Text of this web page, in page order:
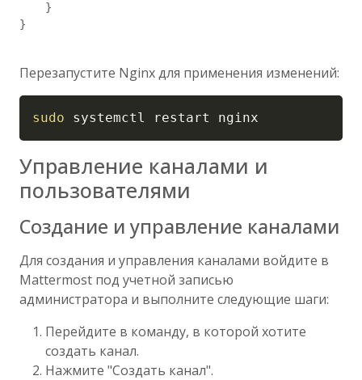
    }
}
Перезапустите Nginx для применения изменений:
sudo systemctl restart nginx
Управление каналами и
пользователями
Создание и управление каналами
Для создания и управления каналами войдите в
Mattermost под учетной записью
администратора и выполните следующие шаги:
Перейдите в команду, в которой хотите
создать канал.
Нажмите "Создать канал".